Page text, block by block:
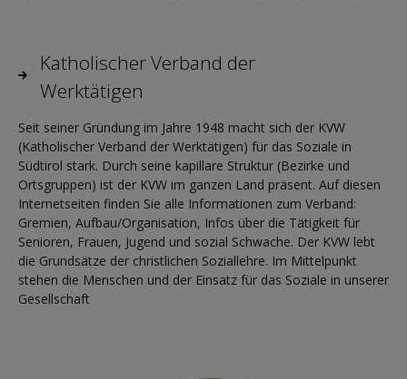
Katholischer Verband der
Werktätigen
Seit seiner Gründung im Jahre 1948 macht sich der KVW
(Katholischer Verband der Werktätigen) für das Soziale in
Südtirol stark. Durch seine kapillare Struktur (Bezirke und
Ortsgruppen) ist der KVW im ganzen Land präsent. Auf diesen
Internetseiten finden Sie alle Informationen zum Verband:
Gremien, Aufbau/Organisation, Infos über die Tätigkeit für
Senioren, Frauen, Jugend und sozial Schwache. Der KVW lebt
die Grundsätze der christlichen Soziallehre. Im Mittelpunkt
stehen die Menschen und der Einsatz für das Soziale in unserer
Gesellschaft